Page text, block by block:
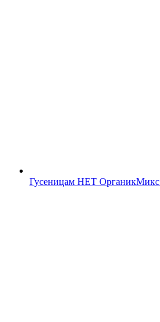
Гусеницам НЕТ ОрганикМикс